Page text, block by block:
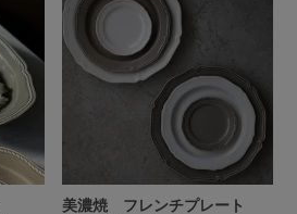
美濃焼 フレンチプレート